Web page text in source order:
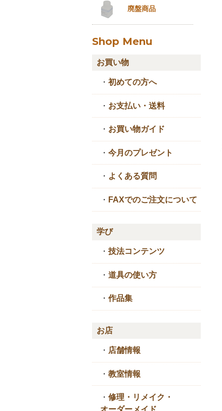
廃盤商品
Shop Menu
お買い物
・ 初めての方へ
・ お支払い・送料
・ お買い物ガイド
・ 今月のプレゼント
・ よくある質問
・ FAXでのご注文について
学び
・ 技法コンテンツ
・ 道具の使い方
・ 作品集
お店
・ 店舗情報
・ 教室情報
・ 修理・リメイク・